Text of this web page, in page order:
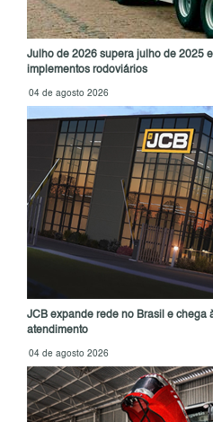
Julho de 2026 supera julho de 2025
implementos rodoviários
04 de agosto 2026
JCB expande rede no Brasil e chega
atendimento
04 de agosto 2026